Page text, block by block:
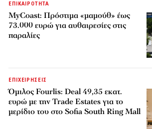
ΕΠΙΚΑΙΡΟΤΗΤΑ
MyCoast: Πρόστιμα «μαμούθ» έως
73.000 ευρώ για αυθαιρεσίες στις
παραλίες
ΕΠΙΧΕΙΡΗΣΕΙΣ
Όμιλος Fourlis: Deal 49,35 εκατ.
ευρώ με την Trade Estates για το
μερίδιο του στο Sofia South Ring Mall